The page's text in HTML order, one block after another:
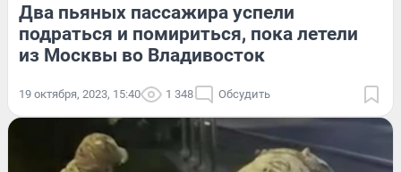
Два пьяных пассажира успели
подраться и помириться, пока летели
из Москвы во Владивосток
19 октября, 2023, 15:40 1 348 Обсудить